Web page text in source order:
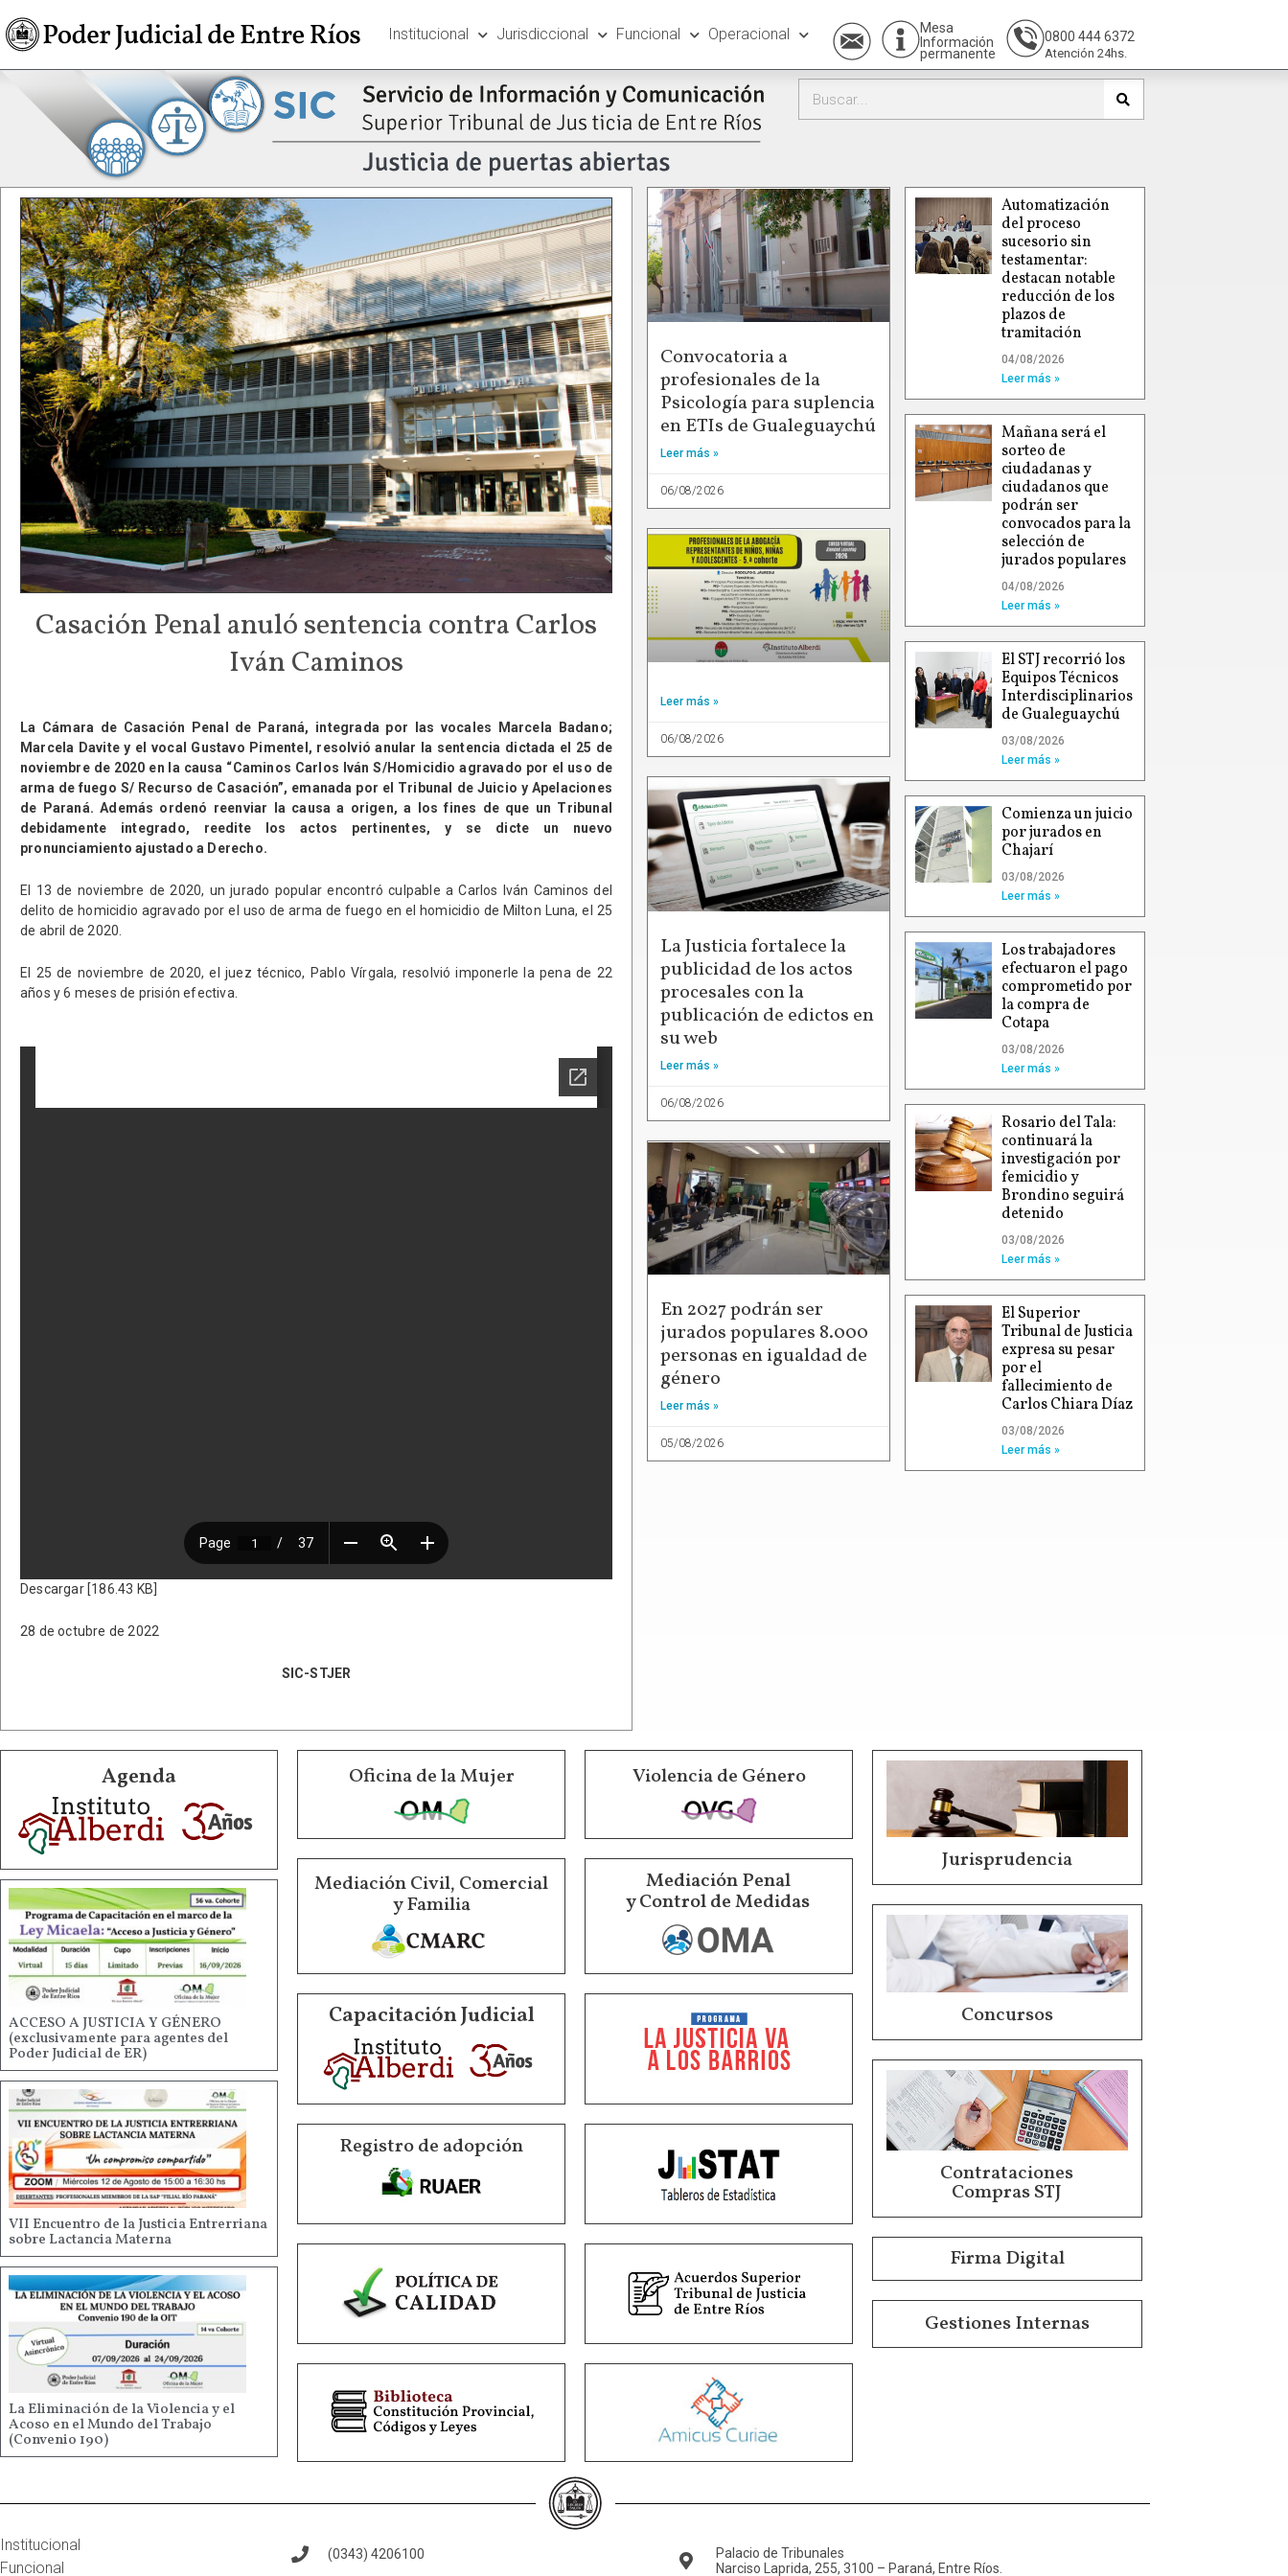
Institucional Jurisdiccional Funcional Operacional
Mesa
Información
permanente
0800 444 6372
Atención 24hs.
Casación Penal anuló sentencia contra Carlos
Iván Caminos
La Cámara de Casación Penal de Paraná, integrada por las vocales Marcela Badano;
Marcela Davite y el vocal Gustavo Pimentel, resolvió anular la sentencia dictada el 25 de
noviembre de 2020 en la causa “Caminos Carlos Iván S/Homicidio agravado por el uso de
arma de fuego S/ Recurso de Casación”, emanada por el Tribunal de Juicio y Apelaciones
de Paraná. Además ordenó reenviar la causa a origen, a los fines de que un Tribunal
debidamente integrado, reedite los actos pertinentes, y se dicte un nuevo
pronunciamiento ajustado a Derecho.
El 13 de noviembre de 2020, un jurado popular encontró culpable a Carlos Iván Caminos del
delito de homicidio agravado por el uso de arma de fuego en el homicidio de Milton Luna, el 25
de abril de 2020.
El 25 de noviembre de 2020, el juez técnico, Pablo Vírgala, resolvió imponerle la pena de 22
años y 6 meses de prisión efectiva.
Descargar [186.43 KB]
28 de octubre de 2022
SIC-STJER
Convocatoria a
profesionales de la
Psicología para suplencia
en ETIs de Gualeguaychú
Leer más »
06/08/2026
Leer más »
06/08/2026
La Justicia fortalece la
publicidad de los actos
procesales con la
publicación de edictos en
su web
Leer más »
06/08/2026
En 2027 podrán ser
jurados populares 8.000
personas en igualdad de
género
Leer más »
05/08/2026
Automatización
del proceso
sucesorio sin
testamentar:
destacan notable
reducción de los
plazos de
tramitación
04/08/2026
Leer más »
Mañana será el
sorteo de
ciudadanas y
ciudadanos que
podrán ser
convocados para la
selección de
jurados populares
04/08/2026
Leer más »
El STJ recorrió los
Equipos Técnicos
Interdisciplinarios
de Gualeguaychú
03/08/2026
Leer más »
Comienza un juicio
por jurados en
Chajarí
03/08/2026
Leer más »
Los trabajadores
efectuaron el pago
comprometido por
la compra de
Cotapa
03/08/2026
Leer más »
Rosario del Tala:
continuará la
investigación por
femicidio y
Brondino seguirá
detenido
03/08/2026
Leer más »
El Superior
Tribunal de Justicia
expresa su pesar
por el
fallecimiento de
Carlos Chiara Díaz
03/08/2026
Leer más »
Agenda
ACCESO A JUSTICIA Y GÉNERO
(exclusivamente para agentes del
Poder Judicial de ER)
VII Encuentro de la Justicia Entrerriana
sobre Lactancia Materna
La Eliminación de la Violencia y el
Acoso en el Mundo del Trabajo
(Convenio 190)
Oficina de la Mujer Violencia de Género
Mediación Civil, Comercial
y Familia
Mediación Penal
y Control de Medidas
Capacitación Judicial
Registro de adopción
Jurisprudencia
Concursos
Contrataciones
Compras STJ
Firma Digital
Gestiones Internas
Institucional
Funcional
(0343) 4206100
Palacio de Tribunales
Narciso Laprida, 255, 3100 – Paraná, Entre Ríos.